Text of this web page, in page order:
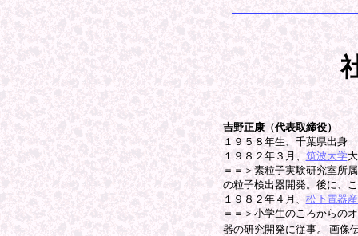
吉野正康（代表取締役）
１９５８年生、千葉県出身
１９８２年３月、 筑波大学
＝＝＞素粒子実験研究室所
の粒子検出器開発。後に、
１９８２年４月、 松下電器
＝＝＞小学生のころからの
器の研究開発に従事。 画像